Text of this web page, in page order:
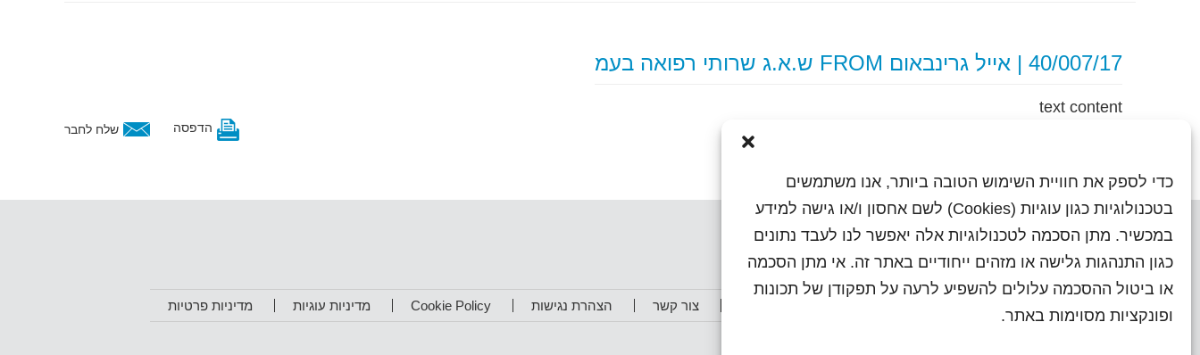
כדי לספק את חוויית השימוש הטובה ביותר, אנו משתמשים
בטכנולוגיות כגון עוגיות (Cookies) לשם אחסון ו/או גישה למידע
במכשיר. מתן הסכמה לטכנולוגיות אלה יאפשר לנו לעבד נתונים
כגון התנהגות גלישה או מזהים ייחודיים באתר זה. אי מתן הסכמה
או ביטול ההסכמה עלולים להשפיע לרעה על תפקודן של תכונות
ופונקציות מסוימות באתר.
40/007/17 | אייל גרינבאום FROM ש.א.ג שרותי רפואה בעמ
text content
שלח לחבר הדפסה
צור קשר הצהרת נגישות Cookie Policy מדיניות עוגיות מדיניות פרטיות